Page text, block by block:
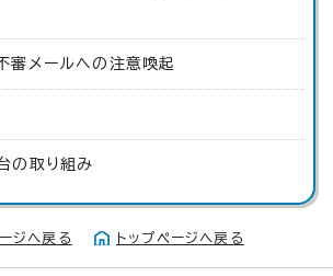
審メールへの注意喚起
の取り組み
ジへ戻る トップページへ戻る